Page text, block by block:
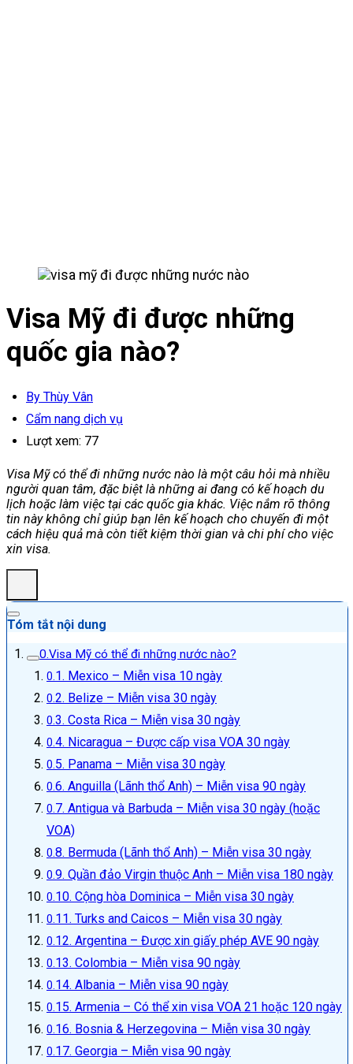
Visa Mỹ đi được những
quốc gia nào?
By Thùy Vân
Cẩm nang dịch vụ
Lượt xem: 77
Visa Mỹ có thể đi những nước nào là một câu hỏi mà nhiều
người quan tâm, đặc biệt là những ai đang có kế hoạch du
lịch hoặc làm việc tại các quốc gia khác. Việc nắm rõ thông
tin này không chỉ giúp bạn lên kế hoạch cho chuyến đi một
cách hiệu quả mà còn tiết kiệm thời gian và chi phí cho việc
xin visa.
Tóm tắt nội dung
Visa Mỹ có thể đi những nước nào?
1. Mexico – Miễn visa 10 ngày
2. Belize – Miễn visa 30 ngày
3. Costa Rica – Miễn visa 30 ngày
4. Nicaragua – Được cấp visa VOA 30 ngày
5. Panama – Miễn visa 30 ngày
6. Anguilla (Lãnh thổ Anh) – Miễn visa 90 ngày
7. Antigua và Barbuda – Miễn visa 30 ngày (hoặc
VOA)
8. Bermuda (Lãnh thổ Anh) – Miễn visa 30 ngày
9. Quần đảo Virgin thuộc Anh – Miễn visa 180 ngày
10. Cộng hòa Dominica – Miễn visa 30 ngày
11. Turks and Caicos – Miễn visa 30 ngày
12. Argentina – Được xin giấy phép AVE 90 ngày
13. Colombia – Miễn visa 90 ngày
14. Albania – Miễn visa 90 ngày
15. Armenia – Có thể xin visa VOA 21 hoặc 120 ngày
16. Bosnia & Herzegovina – Miễn visa 30 ngày
17. Georgia – Miễn visa 90 ngày